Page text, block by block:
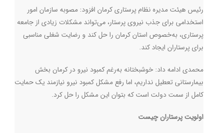
رئیس هیئت مدیره نظام پرستاری کرمان افزود: مصوبه سازمان امور
استخدامی برای جذب نیروی پرستار، می‌تواند مشکلات زیادی از جامعه
پرستاری، به‌خصوص استان کرمان را حل کند و رضایت شغلی مناسبی
برای پرستاران ایجاد کند.
محمدی ادامه داد: خوشبختانه به‌رغم کمبود نیرو در کرمان بخش
بیمارستانی تعطیل نداریم، اما رفع مشکل کمبود نیرو نیازمند یک حمایت
کامل از سمت دولت است که بتوان این مشکل را حل کرد.
اولویت پرستاران چیست